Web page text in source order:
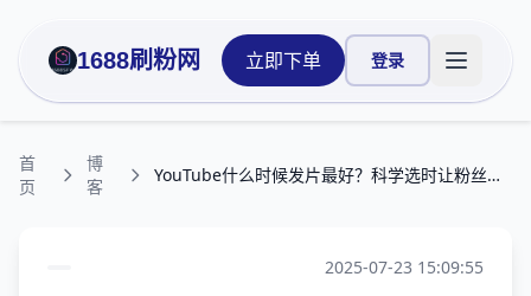
1688刷粉网 立即下单 登录 打开主
首
页
博
客
YouTube什么时候发片最好？科学选时让粉丝自然增长
2025-07-23 15:09:55